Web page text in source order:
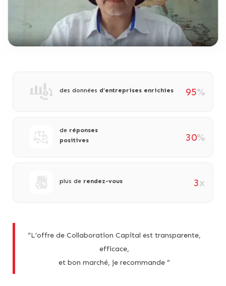
des données d’entreprises enrichies 95%
de réponses
positives
30%
plus de rendez-vous 3x
“L’offre de Collaboration Capital est transparente,
efficace,
et bon marché, je recommande ”